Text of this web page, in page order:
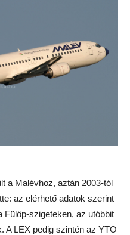
a Malévhoz, aztán 2003-tól
az elérhető adatok szerint
Fülöp-szigeteken, az utóbbit
A LEX pedig szintén az YTO